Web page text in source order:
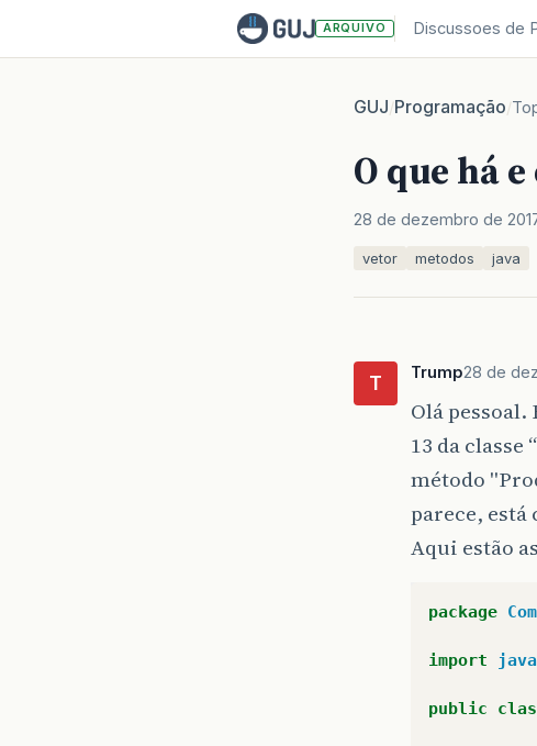
ARQUIVO Discussoes de
GUJ/Programação/
O que há
28 de dezembro de
vetor metodos java
T Trump28 de
Olá
13 da
método
parece, está
Aqui estão
package
import
public